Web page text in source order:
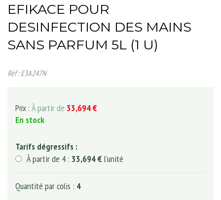
EFIKACE POUR
DESINFECTION DES MAINS
SANS PARFUM 5L (1 U)
Réf : E3A247N
Prix : À partir de 33,694 €
En stock
Tarifs dégressifs :
À partir de 4 : 33,694 € l'unité
Quantité par colis : 4